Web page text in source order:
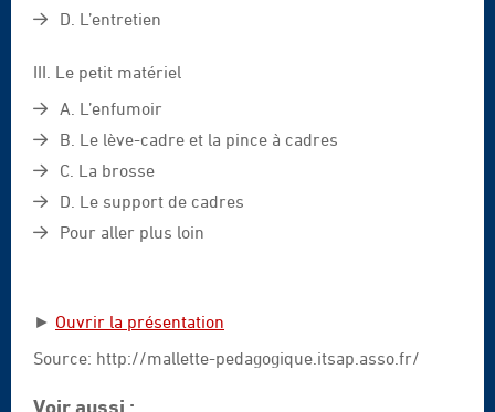
D. L’entretien
III. Le petit matériel
A. L’enfumoir
B. Le lève-cadre et la pince à cadres
C. La brosse
D. Le support de cadres
Pour aller plus loin
► Ouvrir la présentation
Source: http://mallette-pedagogique.itsap.asso.fr/